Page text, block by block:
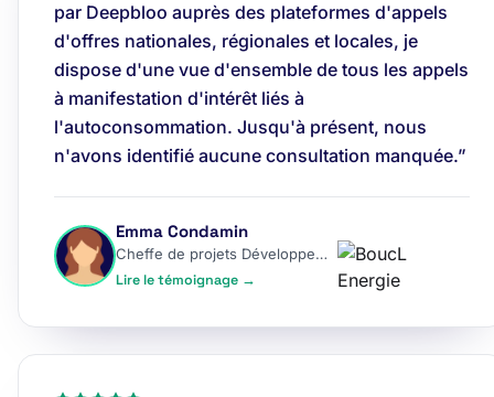
par Deepbloo auprès des plateformes d'appels
d'offres nationales, régionales et locales, je
dispose d'une vue d'ensemble de tous les appels
à manifestation d'intérêt liés à
l'autoconsommation. Jusqu'à présent, nous
n'avons identifié aucune consultation manquée.”
Emma Condamin
Cheffe de projets Développement
Lire le témoignage →